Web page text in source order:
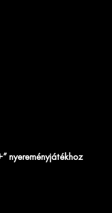
nyereményjátékhoz